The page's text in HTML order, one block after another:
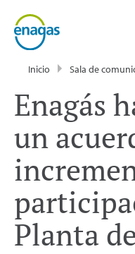
Inicio Sala de
Enagás
un
Planta